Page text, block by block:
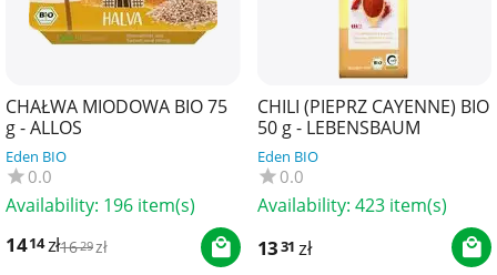
CHAŁWA MIODOWA BIO 75
g - ALLOS
Eden BIO
0.0
Availability: 196 item(s)
1414zł1629zł
CHILI (PIEPRZ CAYENNE) BIO
50 g - LEBENSBAUM
Eden BIO
0.0
Availability: 423 item(s)
1331 zł